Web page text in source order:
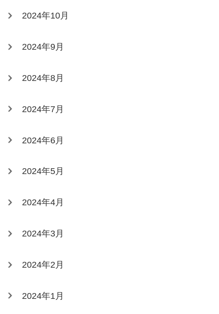
2024年10月
2024年9月
2024年8月
2024年7月
2024年6月
2024年5月
2024年4月
2024年3月
2024年2月
2024年1月